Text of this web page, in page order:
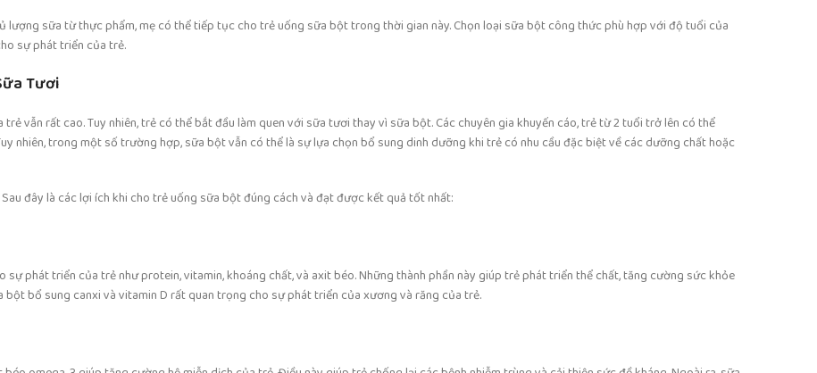
sữa từ thực phẩm, mẹ có thể tiếp tục cho trẻ uống sữa bột trong thời gian này. Chọn loại sữa bột công thức phù hợp với độ tuổi của
sự phát triển của trẻ.
Tươi
vẫn rất cao. Tuy nhiên, trẻ có thể bắt đầu làm quen với sữa tươi thay vì sữa bột. Các chuyên gia khuyến cáo, trẻ từ 2 tuổi trở lên có thể
nhiên, trong một số trường hợp, sữa bột vẫn có thể là sự lựa chọn bổ sung dinh dưỡng khi trẻ có nhu cầu đặc biệt về các dưỡng chất hoặc
đây là các lợi ích khi cho trẻ uống sữa bột đúng cách và đạt được kết quả tốt nhất:
phát triển của trẻ như protein, vitamin, khoáng chất, và axit béo. Những thành phần này giúp trẻ phát triển thể chất, tăng cường sức khỏe
bổ sung canxi và vitamin D rất quan trọng cho sự phát triển của xương và răng của trẻ.